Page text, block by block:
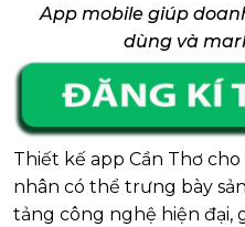
App mobile giúp
dùng và
Thiết kế app Cần Thơ
nhân có thể trưng bày
tảng công nghệ hiện đại,